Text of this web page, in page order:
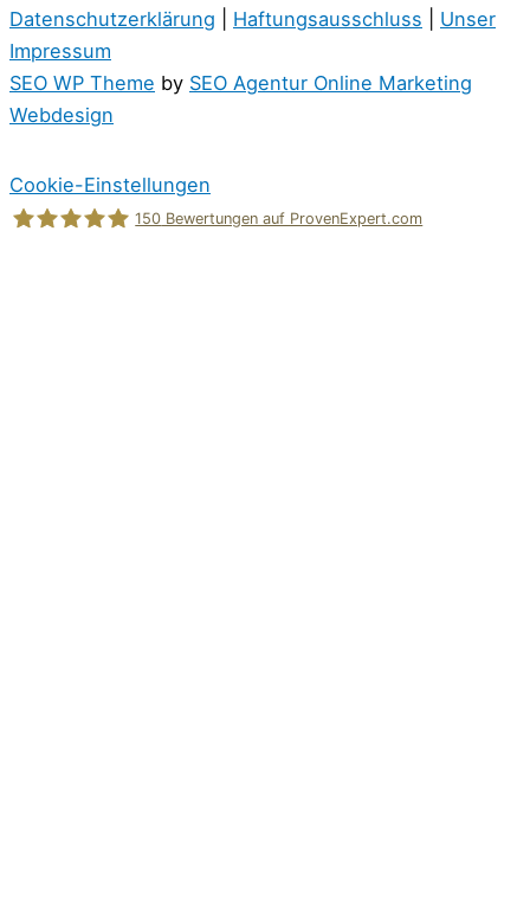
Datenschutzerklärung
Haftungsausschluss
Unser
Impressum
SEO WP Theme by SEO Agentur Online Marketing
Webdesign
Cookie-Einstellungen
150 Bewertungen auf ProvenExpert.com